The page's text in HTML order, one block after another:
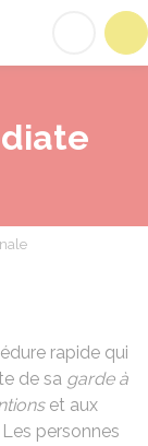
rapide qui
de sa garde à
et aux
Les personnes